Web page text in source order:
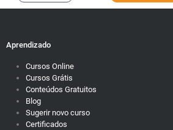
Aprendizado
Cursos Online
Cursos Grátis
Conteúdos Gratuitos
Blog
Sugerir novo curso
Certificados